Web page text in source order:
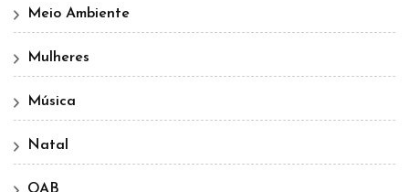
Meio Ambiente
Mulheres
Música
Natal